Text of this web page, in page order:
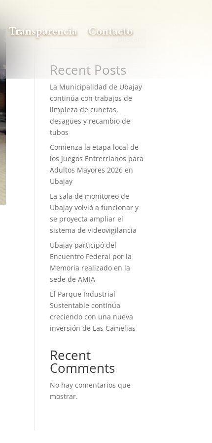
Transparencia Contacto
Buscar
Recent Posts
La Municipalidad de Ubajay
continúa con trabajos de
limpieza de cunetas,
desagües y recambio de
tubos
Comienza la etapa local de
los Juegos Entrerrianos para
Adultos Mayores 2026 en
Ubajay
La sala de monitoreo de
Ubajay volvió a funcionar y
se proyecta ampliar el
sistema de videovigilancia
Ubajay participó del
Encuentro Federal por la
Memoria realizado en la
sede de AMIA
El Parque Industrial
Sustentable continúa
creciendo con una nueva
inversión de Las Camelias
Recent
Comments
No hay comentarios que
mostrar.